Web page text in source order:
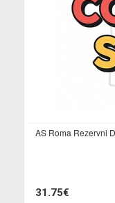
AS Roma Rezervni
31.75€